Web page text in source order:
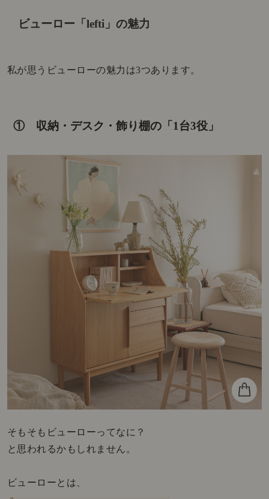
ビューロー「lefti」の魅力
私が思うビューローの魅力は3つあります。
① 収納・デスク・飾り棚の「1台3役」
そもそもビューローってなに？
と思われるかもしれません。
ビューローとは、